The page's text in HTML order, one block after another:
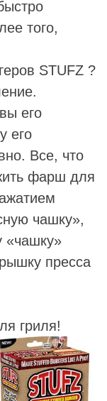
того,
STUFZ ?
его
его
Все, что
фарш для
чашку»,
«чашку»
пресса
гриля!